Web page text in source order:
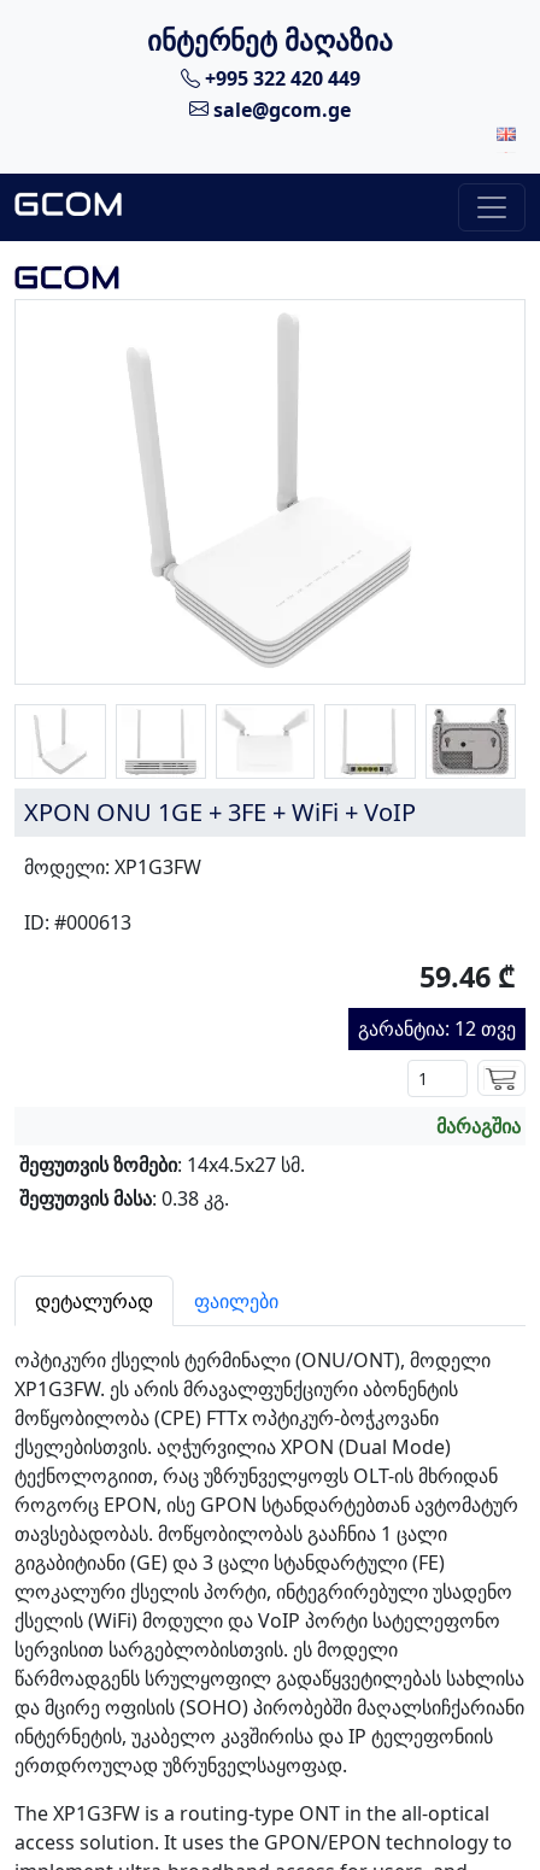
ინტერნეტ მაღაზია
+995 322 420 449
sale@gcom.ge
XPON ONU 1GE + 3FE + WiFi + VoIP
მოდელი: XP1G3FW
ID: #000613
59.46 ₾
გარანტია: 12 თვე
მარაგშია
შეფუთვის ზომები: 14x4.5x27 სმ.
შეფუთვის მასა: 0.38 კგ.
დეტალურად ფაილები
ოპტიკური ქსელის ტერმინალი (ONU/ONT), მოდელი
XP1G3FW. ეს არის მრავალფუნქციური აბონენტის
მოწყობილობა (CPE) FTTx ოპტიკურ-ბოჭკოვანი
ქსელებისთვის. აღჭურვილია XPON (Dual Mode)
ტექნოლოგიით, რაც უზრუნველყოფს OLT-ის მხრიდან
როგორც EPON, ისე GPON სტანდარტებთან ავტომატურ
თავსებადობას. მოწყობილობას გააჩნია 1 ცალი
გიგაბიტიანი (GE) და 3 ცალი სტანდარტული (FE)
ლოკალური ქსელის პორტი, ინტეგრირებული უსადენო
ქსელის (WiFi) მოდული და VoIP პორტი სატელეფონო
სერვისით სარგებლობისთვის. ეს მოდელი
წარმოადგენს სრულყოფილ გადაწყვეტილებას სახლისა
და მცირე ოფისის (SOHO) პირობებში მაღალსიჩქარიანი
ინტერნეტის, უკაბელო კავშირისა და IP ტელეფონიის
ერთდროულად უზრუნველსაყოფად.
The XP1G3FW is a routing-type ONT in the all-optical
access solution. It uses the GPON/EPON technology to